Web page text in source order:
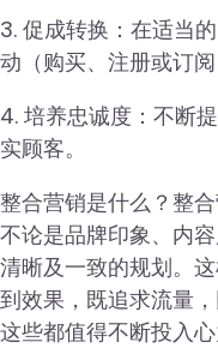
3. 促成转换：在适当
动（购买、注册或订阅
4. 培养忠诚度：不断
实顾客。
整合营销是什么？整
不论是品牌印象、内
清晰及一致的规划。
到效果，既追求流量
这些都值得不断投入心